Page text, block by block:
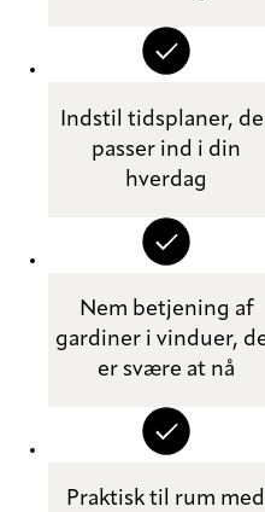
Indstil tidsplaner,
passer ind i din
hverdag
Nem betjening af
gardiner i vinduer,
er svære at nå
Praktisk til rum med